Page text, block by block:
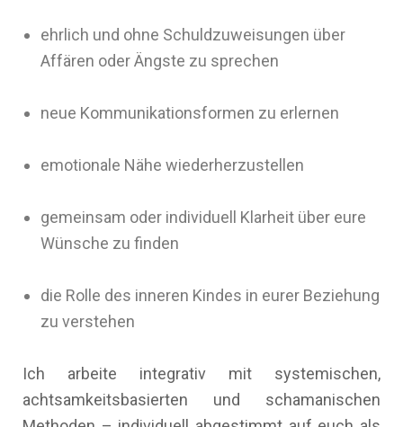
ehrlich und ohne Schuldzuweisungen über
Affären oder Ängste zu sprechen
neue Kommunikationsformen zu erlernen
emotionale Nähe wiederherzustellen
gemeinsam oder individuell Klarheit über eure
Wünsche zu finden
die Rolle des inneren Kindes in eurer Beziehung
zu verstehen
Ich arbeite integrativ mit systemischen,
achtsamkeitsbasierten und schamanischen